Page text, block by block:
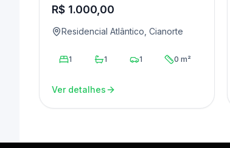
R$ 1.000,00
Residencial Atlântico, Cianorte
1 1 1 0 m²
Ver detalhes